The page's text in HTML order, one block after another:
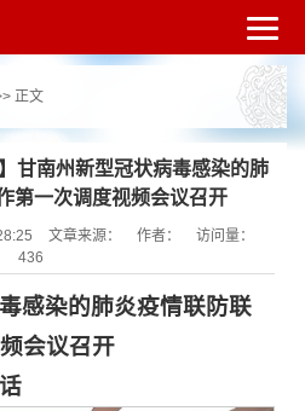
网站无障
登录
正文
甘南州新型冠状病毒感染的肺
第一次调度视频会议召开
文章来源： 作者：
访问量：
436
感染的肺炎疫情联防联
会议召开